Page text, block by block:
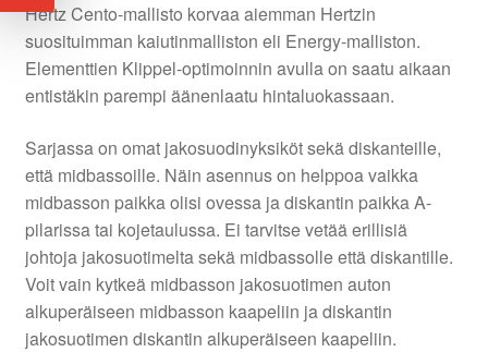
Hertz Cento-mallisto korvaa aiemman Hertzin
suosituimman kaiutinmalliston eli Energy-malliston.
Elementtien Klippel-optimoinnin avulla on saatu aikaan
entistäkin parempi äänenlaatu hintaluokassaan.
Sarjassa on omat jakosuodinyksiköt sekä diskanteille,
että midbassoille. Näin asennus on helppoa vaikka
midbasson paikka olisi ovessa ja diskantin paikka A-
pilarissa tai kojetaulussa. Ei tarvitse vetää erillisiä
johtoja jakosuotimelta sekä midbassolle että diskantille.
Voit vain kytkeä midbasson jakosuotimen auton
alkuperäiseen midbasson kaapeliin ja diskantin
jakosuotimen diskantin alkuperäiseen kaapeliin.